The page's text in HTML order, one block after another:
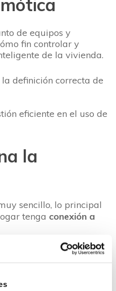
de equipos y
fin controlar y
de la vivienda.
la definición correcta de
eficiente en el uso de
la
sencillo, lo principal
tenga conexión a
y a través de la red
toda la información